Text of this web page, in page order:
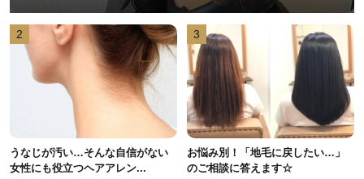
2
うなじが汚い…そんな自信がない
女性にも役立つヘアアレン...
3
お悩み別！「地毛に戻したい…」
のご相談に答えます☆